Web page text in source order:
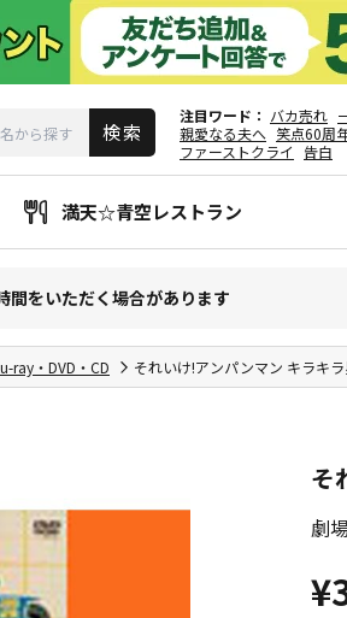
注目ワード バカ売れ
親愛なる夫へ 笑点60周
ファーストクライ
告白
満天☆青空レストラン
間をいただく場合があります
ray・DVD・CD それいけ!アンパンマン キラキラ
そ
劇